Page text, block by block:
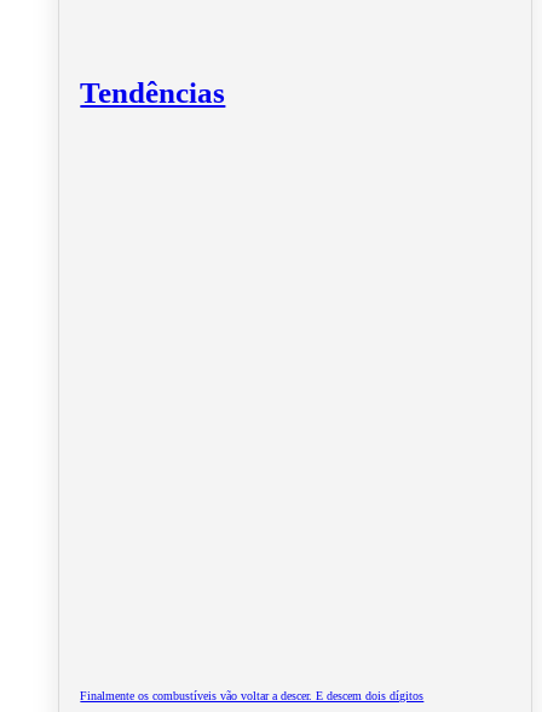
Tendências
Finalmente os combustíveis vão voltar a descer. E descem dois dígitos